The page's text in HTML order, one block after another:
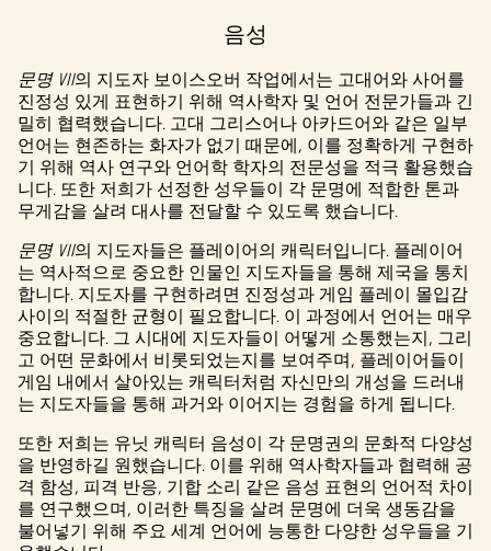
음성
문명 VII의 지도자 보이스오버 작업에서는 고대어와 사어를
진정성 있게 표현하기 위해 역사학자 및 언어 전문가들과 긴
밀히 협력했습니다. 고대 그리스어나 아카드어와 같은 일부
언어는 현존하는 화자가 없기 때문에, 이를 정확하게 구현하
기 위해 역사 연구와 언어학 학자의 전문성을 적극 활용했습
니다. 또한 저희가 선정한 성우들이 각 문명에 적합한 톤과
무게감을 살려 대사를 전달할 수 있도록 했습니다.
문명 VII의 지도자들은 플레이어의 캐릭터입니다. 플레이어
는 역사적으로 중요한 인물인 지도자들을 통해 제국을 통치
합니다. 지도자를 구현하려면 진정성과 게임 플레이 몰입감
사이의 적절한 균형이 필요합니다. 이 과정에서 언어는 매우
중요합니다. 그 시대에 지도자들이 어떻게 소통했는지, 그리
고 어떤 문화에서 비롯되었는지를 보여주며, 플레이어들이
게임 내에서 살아있는 캐릭터처럼 자신만의 개성을 드러내
는 지도자들을 통해 과거와 이어지는 경험을 하게 됩니다.
또한 저희는 유닛 캐릭터 음성이 각 문명권의 문화적 다양성
을 반영하길 원했습니다. 이를 위해 역사학자들과 협력해 공
격 함성, 피격 반응, 기합 소리 같은 음성 표현의 언어적 차이
를 연구했으며, 이러한 특징을 살려 문명에 더욱 생동감을
불어넣기 위해 주요 세계 언어에 능통한 다양한 성우들을 기